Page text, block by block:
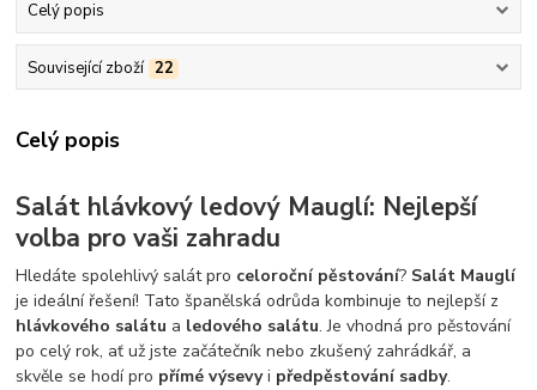
Celý popis
Související zboží 22
Celý popis
Salát hlávkový ledový Mauglí: Nejlepší
volba pro vaši zahradu
Hledáte spolehlivý salát pro celoroční pěstování? Salát Mauglí
je ideální řešení! Tato španělská odrůda kombinuje to nejlepší z
hlávkového salátu a ledového salátu. Je vhodná pro pěstování
po celý rok, ať už jste začátečník nebo zkušený zahrádkář, a
skvěle se hodí pro přímé výsevyi předpěstování sadby.